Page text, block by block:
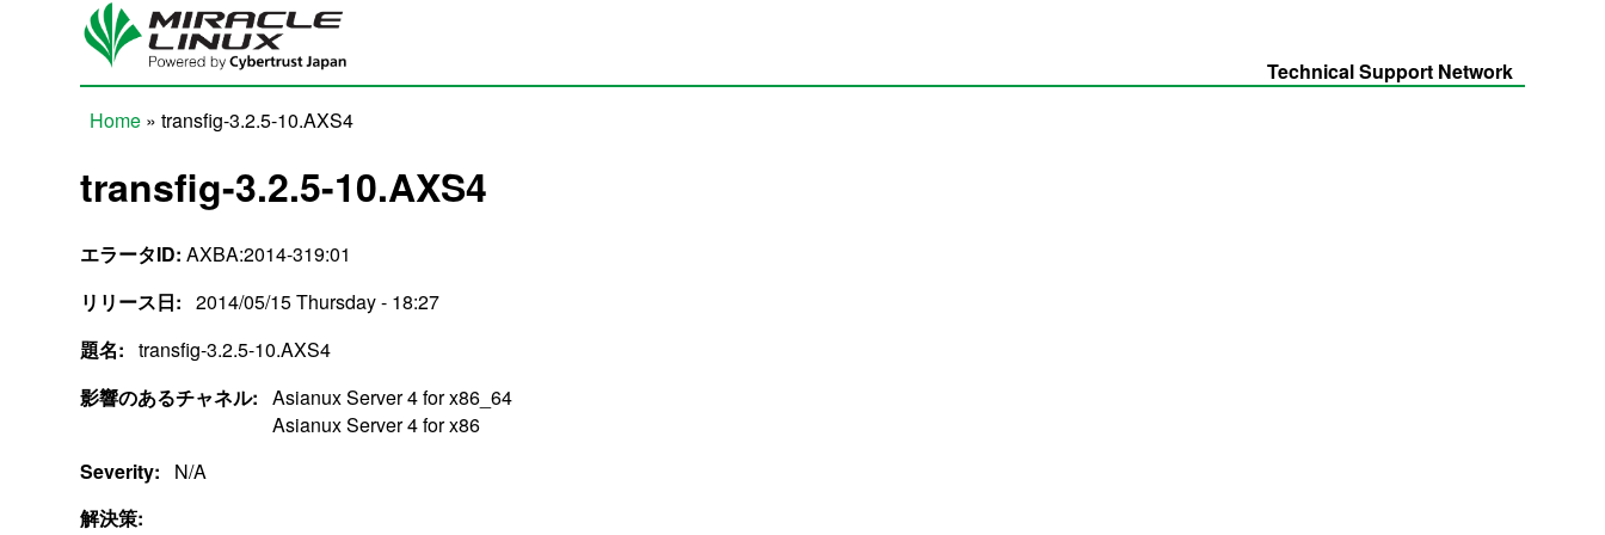
Skip to main content
Technical Support Network
Home » transfig-3.2.5-10.AXS4
transfig-3.2.5-10.AXS4
エラータID: AXBA:2014-319:01
リリース日: 2014/05/15 Thursday - 18:27
題名: transfig-3.2.5-10.AXS4
影響のあるチャネル: Asianux Server 4 for x86_64
Asianux Server 4 for x86
Severity:
N/A
解決策: